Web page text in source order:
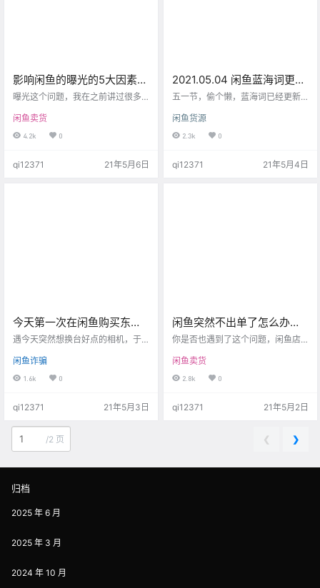
影响闲鱼的曝光的5大因素，
一个个讲清楚，不要再问
曝光这个问题，我在之前讲过很多
果之前看过我文章， 还有疑问，有
问题要追问也就罢了。一点都不自
开始讲课吧。鉴于平台政策经常变
闲鱼卖货
4.2k 0
qi12371 21年5月6日
2021.05.04 闲鱼蓝海词更
新，偷个懒「五一你最棒」
五一节，偷个懒，蓝海词已经更新
油
闲鱼货源
2.3k 0
qi12371 21年5月4日
今天第一次在闲鱼购买东西
遇诈骗，我已被骗8000元
遇今天突然想换台好点的相机，于
d4,弹出来 这么一个网店链接！看了
下感觉这么新，价格又便宜！由于
遇到这种加qq另发链接的一定是诈
间报警！像这种发布QQ号！价格超
不对的一定是诈骗 我付完款后显示
的是京东商城的商户，于是京东平
台弹出4个待平论和一个待收货提
闲鱼诈骗
1.6k 0
qi12371 21年5月3日
闲鱼突然不出单了怎么办？
新人经常困扰的问题！
你是否也遇到了这个问题，闲鱼店
因，每天焦急如焚？ 这篇文章，就
是帮你彻底解决这个问题，让出单
想要持续获得闲鱼官方推荐的巨大
量越多，卖货的状况越好，那曝光
万才算合格，如果低于这个标准，
闲鱼卖货
2.8k 0
qi12371 21年5月2日
/2 页 ❮ ❯
归档
2025 年 6 月
2025 年 3 月
2024 年 10 月